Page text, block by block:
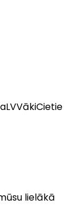
LVVākiCietie
lielākā